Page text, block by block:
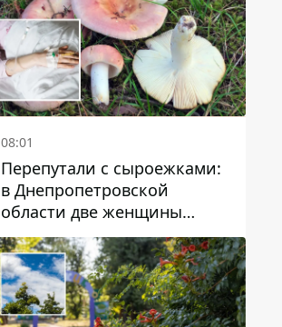
08:01
Перепутали с сыроежками:
в Днепропетровской
области две женщины
отравились грибами